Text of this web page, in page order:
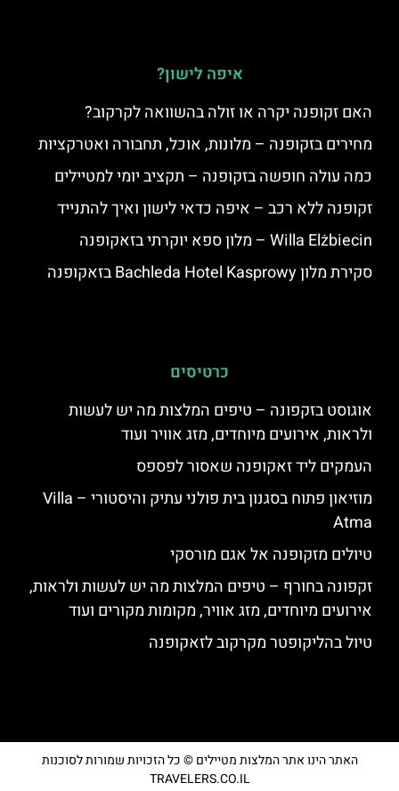
איפה לישון?
האם זקופנה יקרה או זולה בהשוואה לקרקוב?
מחירים בזקופנה – מלונות, אוכל, תחבורה ואטרקציות
כמה עולה חופשה בזקופנה – תקציב יומי למטיילים
זקופנה ללא רכב – איפה כדאי לישון ואיך להתנייד
Willa Elżbiecin – מלון ספא יוקרתי בזאקופנה
סקירת מלון Bachleda Hotel Kasprowy בזאקופנה
כרטיסים
אוגוסט בזקפונה – טיפים המלצות מה יש לעשות
ולראות, אירועים מיוחדים, מזג אוויר ועוד
העמקים ליד זאקופנה שאסור לפספס
מוזיאון פתוח בסגנון בית פולני עתיק והיסטורי – Villa
Atma
טיולים מזקופנה אל אגם מורסקי
זקפונה בחורף – טיפים המלצות מה יש לעשות ולראות,
אירועים מיוחדים, מזג אוויר, מקומות מקורים ועוד
טיול בהליקופטר מקרקוב לזאקופנה
האתר הינו אתר המלצות מטיילים © כל הזכויות שמורות לסוכנות
TRAVELERS.CO.IL